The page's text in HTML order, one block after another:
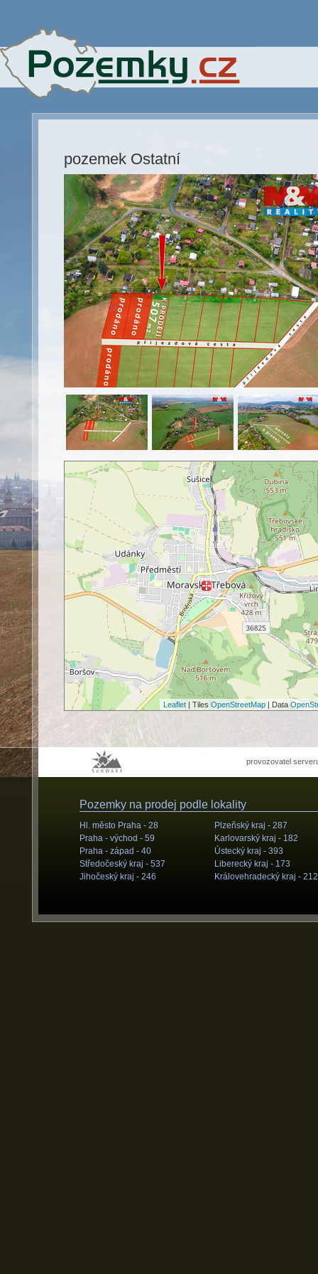
pozemek Ostatní
Leaflet | Tiles OpenStreetMap | Data
provozovatel
Pozemky na prodej podle lokality
Hl. město Praha - 28
Praha - východ - 59
Praha - západ - 40
Středočeský kraj - 537
Jihočeský kraj - 246
Plzeňský kraj - 287
Karlovarský kraj - 182
Ústecký kraj - 393
Liberecký kraj - 173
Královehradecký kraj - 212